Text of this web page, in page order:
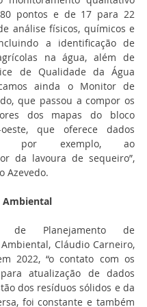
pontos e de 17 para 22
análise físicos, químicos e
a identificação de
na água, além de
de Qualidade da Água
ainda o Monitor de
que passou a compor os
dos mapas do bloco
oeste, que oferece dados
por exemplo, ao
da lavoura de sequeiro”,
Azevedo.
Ambiental
Planejamento de
Cláudio Carneiro,
2022, “o contato com os
atualização de dados
dos resíduos sólidos e da
foi constante e também